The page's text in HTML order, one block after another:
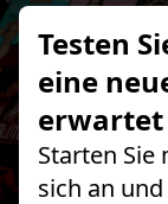
Testen
eine
erwartet
Starten Sie
sich an